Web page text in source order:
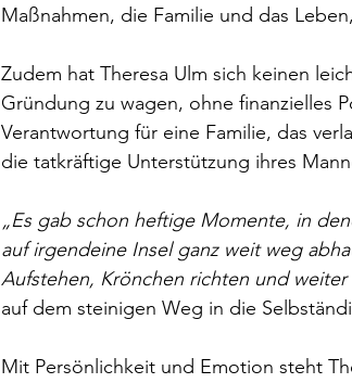
Maßnahmen, die Familie und das
Zudem hat Theresa Ulm sich keinen
Gründung zu wagen, ohne finanzielles
Verantwortung für eine Familie, das
die tatkräftige Unterstützung ihres
„Es gab schon heftige Momente, in
auf irgendeine Insel ganz weit weg
Aufstehen, Krönchen richten und weiter
auf dem steinigen Weg in die
Mit Persönlichkeit und Emotion steht